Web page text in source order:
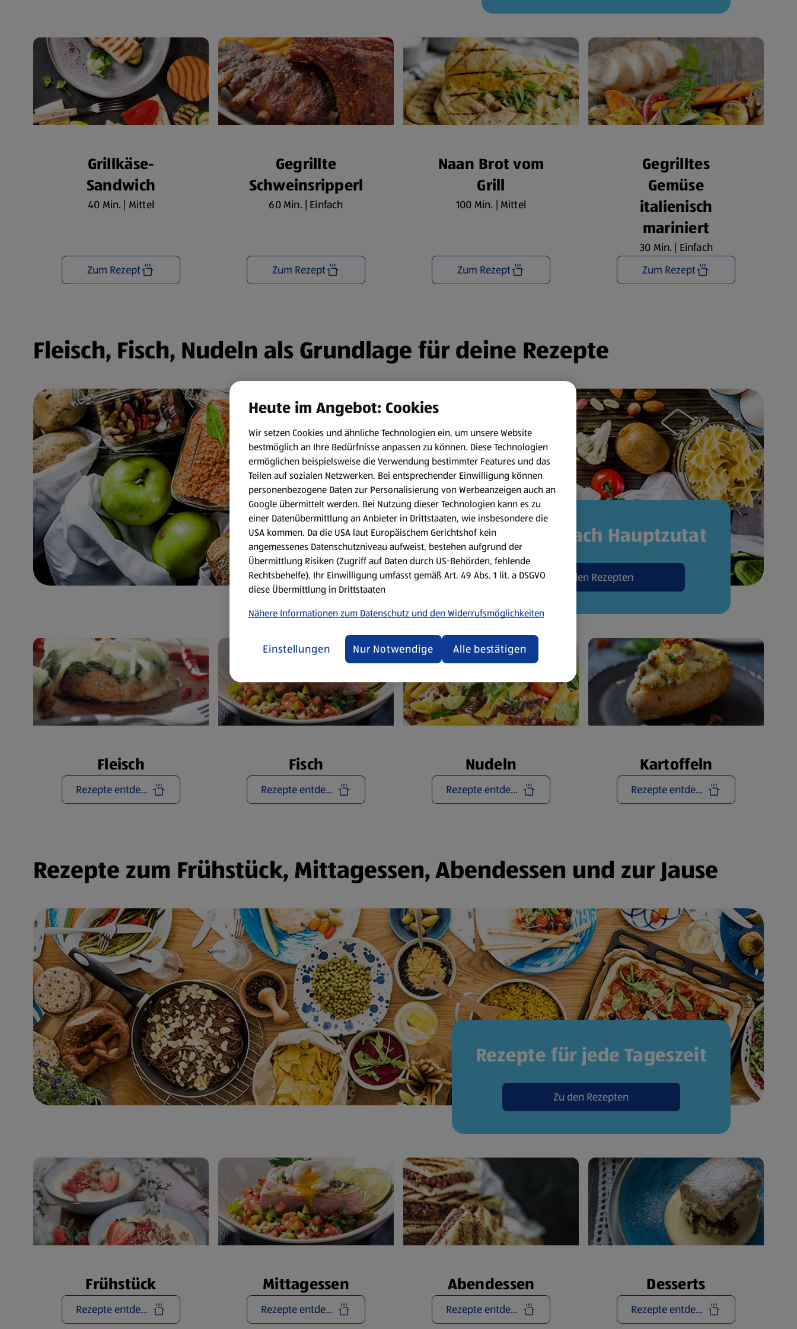
Grillkäse-
Sandwich
40 Min. | Mittel
Zum Rezept
Gegrillte
Schweinsripperl
60 Min. | Einfach
Zum Rezept
Naan Brot vom
Grill
100 Min. | Mittel
Zum Rezept
Gegrilltes
Gemüse
italienisch
mariniert
30 Min. | Einfach
Zum Rezept
Fleisch, Fisch, Nudeln als Grundlage für deine Rezepte
Rezepte nach Hauptzutat
Zu den Rezepten
Fleisch
Rezepte entdecken
Fisch
Rezepte entdecken
Nudeln
Rezepte entdecken
Kartoffeln
Rezepte entdecken
Rezepte zum Frühstück, Mittagessen, Abendessen und zur Jause
Rezepte für jede Tageszeit
Zu den Rezepten
Frühstück
Rezepte entdecken
Mittagessen
Rezepte entdecken
Abendessen
Rezepte entdecken
Desserts
Rezepte entdecken
Heute im Angebot: Cookies
Wir setzen Cookies und ähnliche Technologien ein, um unsere Website
bestmöglich an Ihre Bedürfnisse anpassen zu können. Diese Technologien
ermöglichen beispielsweise die Verwendung bestimmter Features und das
Teilen auf sozialen Netzwerken. Bei entsprechender Einwilligung können
personenbezogene Daten zur Personalisierung von Werbeanzeigen auch an
Google übermittelt werden. Bei Nutzung dieser Technologien kann es zu
einer Datenübermittlung an Anbieter in Drittstaaten, wie insbesondere die
USA kommen. Da die USA laut Europäischem Gerichtshof kein
angemessenes Datenschutzniveau aufweist, bestehen aufgrund der
Übermittlung Risiken (Zugriff auf Daten durch US-Behörden, fehlende
Rechtsbehelfe). Ihr Einwilligung umfasst gemäß Art. 49 Abs. 1 lit. a DSGVO
diese Übermittlung in Drittstaaten
Nähere Informationen zum Datenschutz und den Widerrufsmöglichkeiten
Einstellungen Nur Notwendige Alle bestätigen